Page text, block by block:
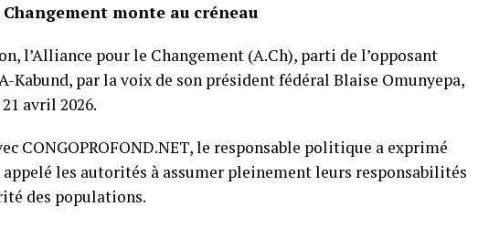
Changement monte au créneau
l’Alliance pour le Changement (A.Ch), parti de l’opposant
Kabund, par la voix de son président fédéral Blaise Omunyepa,
avril 2026.
CONGOPROFOND.NET, le responsable politique a exprimé
les autorités à assumer pleinement leurs responsabilités
des populations.